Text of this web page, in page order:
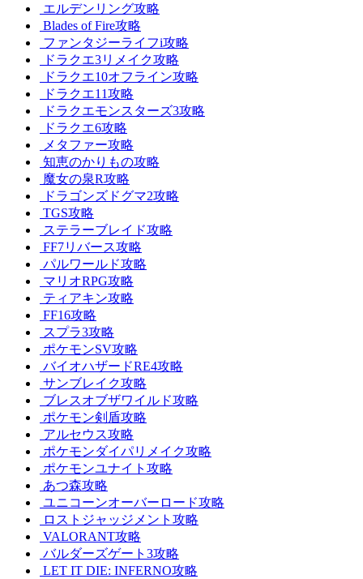
エルデンリング攻略
Blades of Fire攻略
ファンタジーライフi攻略
ドラクエ3リメイク攻略
ドラクエ10オフライン攻略
ドラクエ11攻略
ドラクエモンスターズ3攻略
ドラクエ6攻略
メタファー攻略
知恵のかりもの攻略
魔女の泉R攻略
ドラゴンズドグマ2攻略
TGS攻略
ステラーブレイド攻略
FF7リバース攻略
パルワールド攻略
マリオRPG攻略
ティアキン攻略
FF16攻略
スプラ3攻略
ポケモンSV攻略
バイオハザードRE4攻略
サンブレイク攻略
ブレスオブザワイルド攻略
ポケモン剣盾攻略
アルセウス攻略
ポケモンダイパリメイク攻略
ポケモンユナイト攻略
あつ森攻略
ユニコーンオーバーロード攻略
ロストジャッジメント攻略
VALORANT攻略
バルダーズゲート3攻略
LET IT DIE: INFERNO攻略